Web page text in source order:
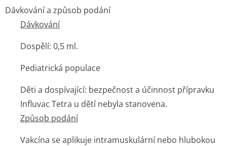
Dávkování a způsob podání
Dávkování
Dospělí: 0,5 ml.
Pediatrická populace
Děti a dospívající: bezpečnost a účinnost přípravku
Influvac Tetra u dětí nebyla stanovena.
Způsob podání
Vakcína se aplikuje intramuskulární nebo hlubokou